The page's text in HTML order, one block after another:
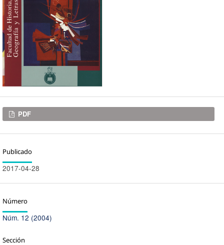
Descargas
PDF
Publicado
2017-04-28
Número
Núm. 12 (2004)
Sección